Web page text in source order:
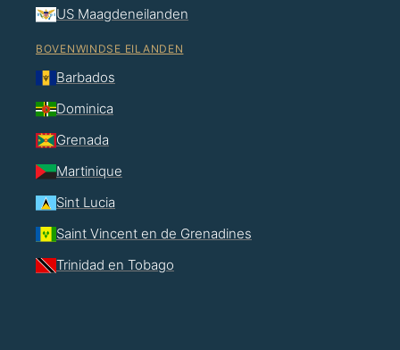
US Maagdeneilanden
BOVENWINDSE EILANDEN
Barbados
Dominica
Grenada
Martinique
Sint Lucia
Saint Vincent en de Grenadines
Trinidad en Tobago